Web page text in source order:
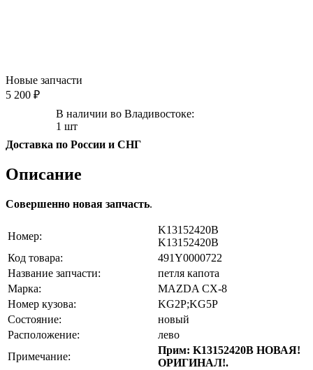
Новые запчасти
5 200 ₽
В наличии во Владивостоке:
1 шт
Доставка по России и СНГ
Описание
Совершенно новая запчасть.
Номер:
K13152420B
K13152420B
Код товара:
491Y0000722
Название запчасти:
петля капота
Марка:
MAZDA CX-8
Номер кузова:
KG2P;KG5P
Состояние:
новый
Расположение:
лево
Примечание:
Прим: K13152420B НОВАЯ!
ОРИГИНАЛ!.